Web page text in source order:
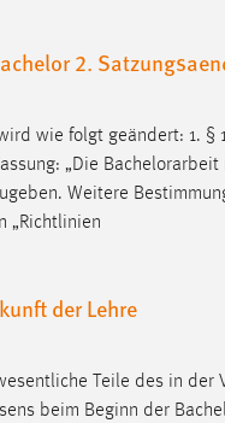
2.
wie folgt geändert: 1. §
„Die Bachelorarbeit
Weitere
„Richtlinien
der Lehre
Teile des in der
beim Beginn der